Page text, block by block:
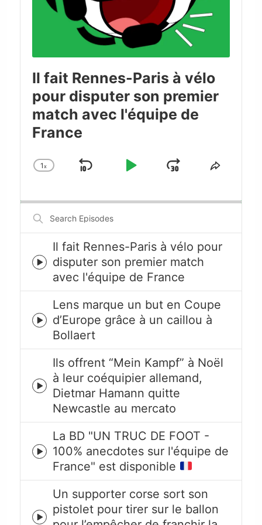
Il fait Rennes-Paris à vélo
pour disputer son premier
match avec l'équipe de
France
Change
1x
Skip
Play
JumpShare
Search
Episodes
Episode
play
icon
Il fait Rennes-Paris à vélo pour
disputer son premier match
avec l'équipe de France
Episode
play
icon
Lens marque un but en Coupe
d’Europe grâce à un caillou à
Bollaert
Episode
play
icon
Ils offrent “Mein Kampf” à Noël
à leur coéquipier allemand,
Dietmar Hamann quitte
Newcastle au mercato
Episode
play
icon
La BD "UN TRUC DE FOOT -
100% anecdotes sur l'équipe de
France" est disponible
Episode
Un supporter corse sort son
pistolet pour tirer sur le ballon